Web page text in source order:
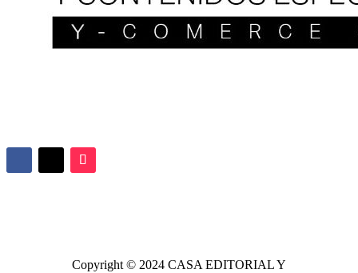
Copyright © 2024 CASA EDITORIALY